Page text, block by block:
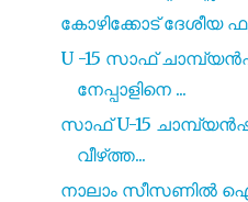
കോഴിക്കോട് ദേശീയ
U -15 സാഫ്
നേപ്പാളിനെ ...
സാഫ് U-15
വീഴ്‌ത്ത...
നാലാം സീസണിൽ